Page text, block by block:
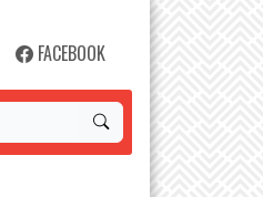
FACEBOOK